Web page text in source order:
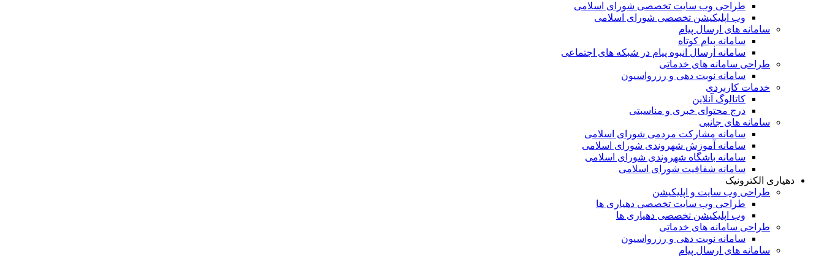
طراحی وب سایت تخصصی شورای اسلامی
وب اپلیکیشن تخصصی شورای اسلامی
سامانه های ارسال پیام
سامانه پیام کوتاه
سامانه ارسال انبوه پیام در شبکه های اجتماعی
طراحی سامانه های خدماتی
سامانه نوبت دهی و رزرواسیون
خدمات کاربردی
کاتالوگ آنلاین
درج محتوای خبری و مناسبتی
سامانه های جانبی
سامانه مشارکت مردمی شورای اسلامی
سامانه آموزش شهروندی شورای اسلامی
سامانه باشگاه شهروندی شورای اسلامی
سامانه شفافیت شورای اسلامی
دهیاری الکترونیک
طراحی وب سایت و اپلیکیشن
طراحی وب سایت تخصصی دهیاری ها
وب اپلیکیشن تخصصی دهیاری ها
طراحی سامانه های خدماتی
سامانه نوبت دهی و رزرواسیون
سامانه های ارسال پیام